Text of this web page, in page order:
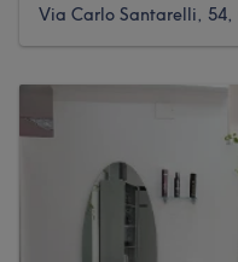
Via Carlo Santarelli, 54,